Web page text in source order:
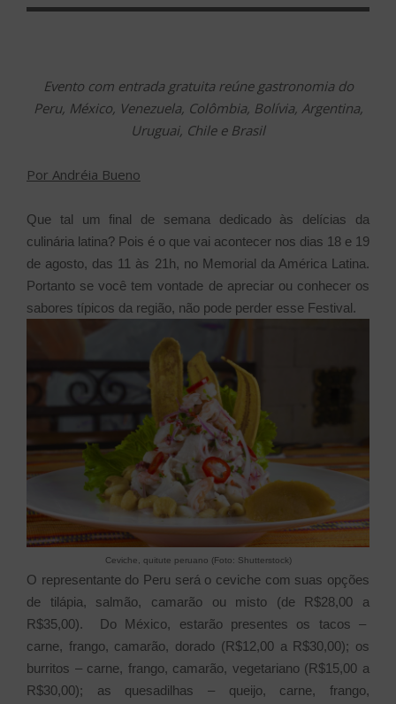
Evento com entrada gratuita reúne gastronomia do
Peru, México, Venezuela, Colômbia, Bolívia, Argentina,
Uruguai, Chile e Brasil
Por Andréia Bueno
Que tal um final de semana dedicado às delícias da
culinária latina? Pois é o que vai acontecer nos dias 18 e 19
de agosto, das 11 às 21h, no Memorial da América Latina.
Portanto se você tem vontade de apreciar ou conhecer os
sabores típicos da região, não pode perder esse Festival.
Ceviche, quitute peruano (Foto: Shutterstock)
O representante do Peru será o ceviche com suas opções
de tilápia, salmão, camarão ou misto (de R$28,00 a
R$35,00). Do México, estarão presentes os tacos –
carne, frango, camarão, dorado (R$12,00 a R$30,00); os
burritos – carne, frango, camarão, vegetariano (R$15,00 a
R$30,00); as quesadilhas – queijo, carne, frango,